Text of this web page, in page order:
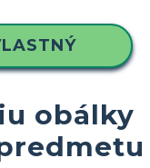
obálky